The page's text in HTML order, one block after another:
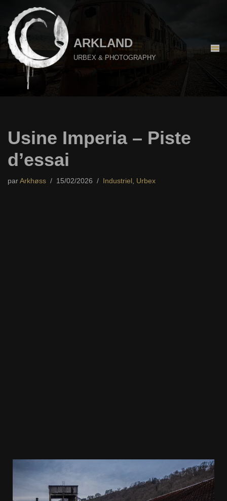
Aller
au
contenu
ARKLAND
URBEX & PHOTOGRAPHY
Usine Imperia – Piste
d’essai
par Arkhøss 15/02/2026 Industriel , Urbex